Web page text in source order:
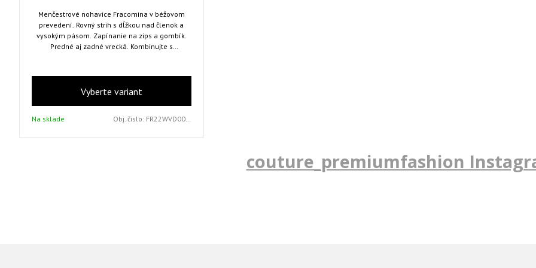
Menčestrové nohavice Fracomina v béžovom
prevedení. Rovný strih s dĺžkou nad členok a
vysokým pásom. Zapínanie na zips a gombík.
Predné aj zadné vrecká. Kombinujte s
Vyberte variant
Na sklade Obj. čislo: FR22WVD003W56901 CREAM 27
couture_premiumfashion